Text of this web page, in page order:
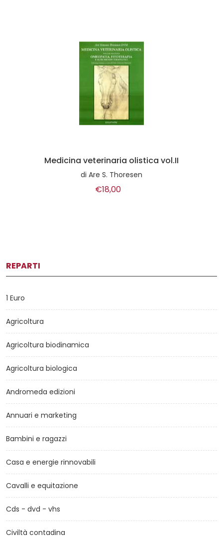
Medicina veterinaria olistica vol.II
di Are S. Thoresen
€18,00
REPARTI
1 Euro
Agricoltura
Agricoltura biodinamica
Agricoltura biologica
Andromeda edizioni
Annuari e marketing
Bambini e ragazzi
Casa e energie rinnovabili
Cavalli e equitazione
Cds - dvd - vhs
Civiltà contadina